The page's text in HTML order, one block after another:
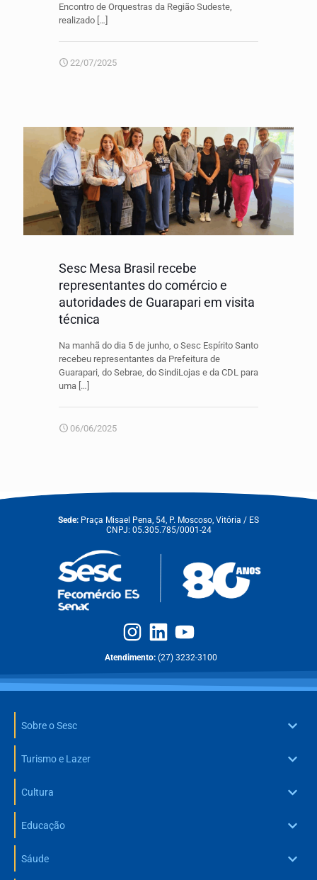
Encontro de Orquestras da Região Sudeste,
realizado […]
22/07/2025
Sesc Mesa Brasil recebe
representantes do comércio e
autoridades de Guarapari em visita
técnica
Na manhã do dia 5 de junho, o Sesc Espírito Santo
recebeu representantes da Prefeitura de
Guarapari, do Sebrae, do SindiLojas e da CDL para
uma […]
06/06/2025
Sede: Praça Misael Pena, 54, P. Moscoso, Vitória / ES
CNPJ: 05.305.785/0001-24
Atendimento: (27) 3232-3100
Sobre o Sesc
Turismo e Lazer
Cultura
Educação
Sáude